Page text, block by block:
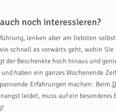
noch interessieren?
lenken aber am liebsten
schnell es vorwärts geht, wohin
der Beschenkte hoch hinaus und
haben ein ganzes Wochenende
Erfahrungen machen: Beim
leidet, muss auf ein